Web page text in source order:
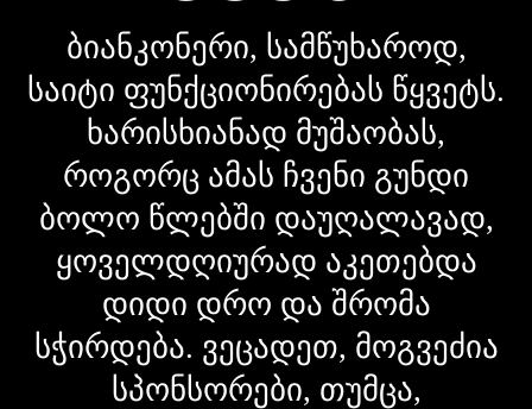
ბიანკონერი, სამწუხაროდ,
საიტი ფუნქციონირებას წყვეტს.
ხარისხიანად მუშაობას,
როგორც ამას ჩვენი გუნდი
ბოლო წლებში დაუღალავად,
ყოველდღიურად აკეთებდა
დიდი დრო და შრომა
სჭირდება. ვეცადეთ, მოგვეძია
სპონსორები, თუმცა,